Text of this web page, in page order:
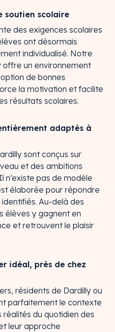
soutien scolaire
des exigences scolaires
ont désormais
individualisé. Notre
offre un environnement
de bonnes
la motivation et facilite
résultats scolaires.
adaptés à
sont conçus sur
et des ambitions
n’existe pas de modèle
élaborée pour répondre
Au-delà des
élèves y gagnent en
et retrouvent le plaisir
idéal, près de chez
résidents de Dardilly ou
parfaitement le contexte
réalités du quotidien des
leur approche